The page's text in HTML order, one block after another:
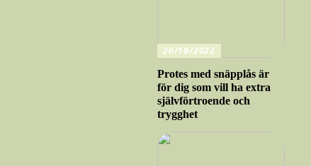
20/10/2022
Protes med snäpplås är
för dig som vill ha extra
självförtroende och
trygghet